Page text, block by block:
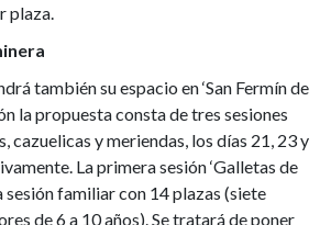
plaza.
también su espacio en ‘San Fermín de
la propuesta consta de tres sesiones
cazuelicas y meriendas, los días 21, 23 y
La primera sesión ‘Galletas de
sesión familiar con 14 plazas (siete
de 6 a 10 años). Se tratará de poner